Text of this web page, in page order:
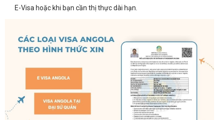
E-Visa hoặc khi bạn cần thị thực dài hạn.